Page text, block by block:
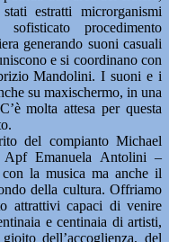
estratti microrganismi
procedimento
generando suoni casuali
e si coordinano con
Mandolini. I suoni e i
su maxischermo, in una
molta attesa per questa
del compianto Michael
Apf Emanuela Antolini –
la musica ma anche il
della cultura. Offriamo
attrattivi capaci di venire
e centinaia di artisti,
dell’accoglienza, del